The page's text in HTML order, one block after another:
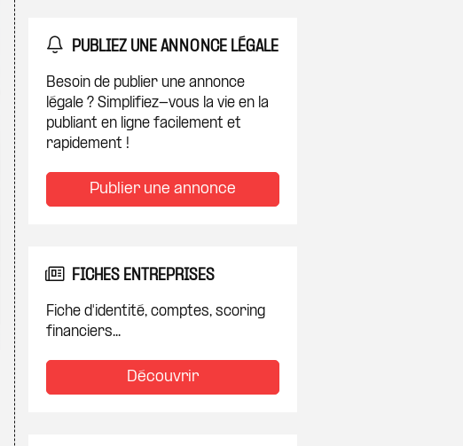
PUBLIEZ UNE ANNONCE LÉGALE
Besoin de publier une annonce
légale ? Simplifiez-vous la vie en la
publiant en ligne facilement et
rapidement !
Publier une annonce
FICHES ENTREPRISES
Fiche d'identité, comptes, scoring
financiers...
Découvrir